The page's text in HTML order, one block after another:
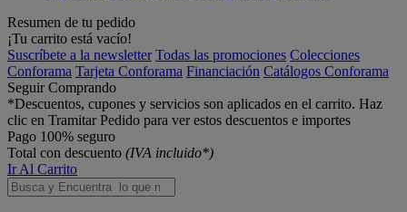
Resumen de tu pedido
¡Tu carrito está vacío!
Suscríbete a la newsletter Todas las promociones Colecciones
Conforama Tarjeta Conforama Financiación Catálogos Conforama
Seguir Comprando
*Descuentos, cupones y servicios son aplicados en el carrito. Haz
clic en Tramitar Pedido para ver estos descuentos e importes
Pago 100% seguro
Total con descuento (IVA incluido*)
Ir Al Carrito